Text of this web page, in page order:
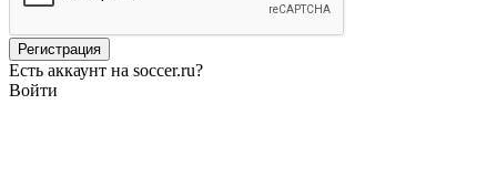
Есть аккаунт на soccer.ru?
Войти